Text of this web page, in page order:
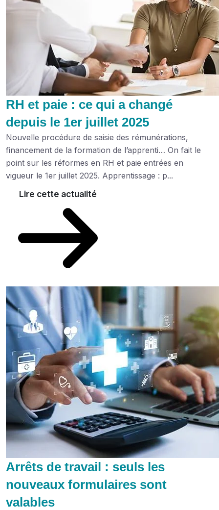
RH et paie : ce qui a changé
depuis le 1er juillet 2025
Nouvelle procédure de saisie des rémunérations,
financement de la formation de l’apprenti… On fait le
point sur les réformes en RH et paie entrées en
vigueur le 1er juillet 2025. Apprentissage : p...
Lire cette actualité
Arrêts de travail : seuls les
nouveaux formulaires sont
valables